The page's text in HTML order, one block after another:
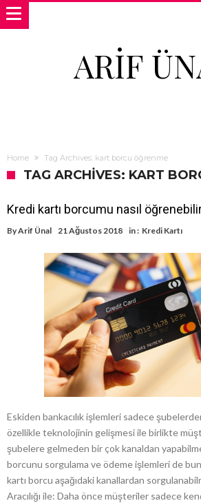
ARIF
Home Tag Archives: kart borcu öğrenme
TAG ARCHIVES: KART
Kredi kartı borcumu nasıl
ByArif Ünal 21 Ağustos 2018 in : Kredi Kartı
Eskiden bankacılık işlemleri sadece
özellikle teknolojinin gelişmesi ile birlikte
şubelere gelmeden bir çok kanaldan
borcunu sorgulama ve ödeme işlemleri de
kartı borcu aşağıdaki kanallardan
Aracılığı ile: Daha önce müşteriler sadece